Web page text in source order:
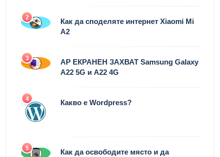
2
Как да споделяте интернет Xiaomi Mi
A2
3
AP ЕКРАНЕН ЗАХВАТ Samsung Galaxy
A22 5G и A22 4G
4 Какво е Wordpress?
5
Как да освободите място и да